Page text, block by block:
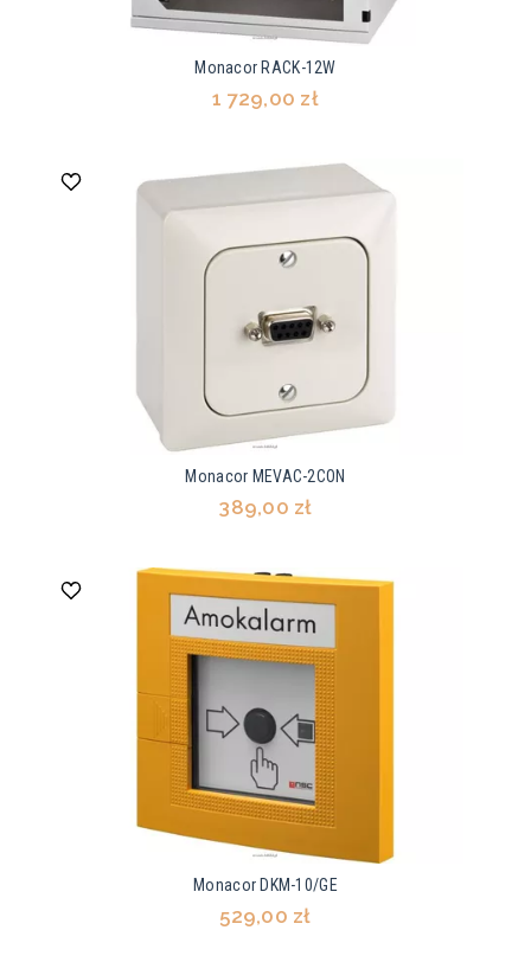
Monacor RACK-12W
1 729,00 zł
Monacor MEVAC-2CON
389,00 zł
Monacor DKM-10/GE
529,00 zł